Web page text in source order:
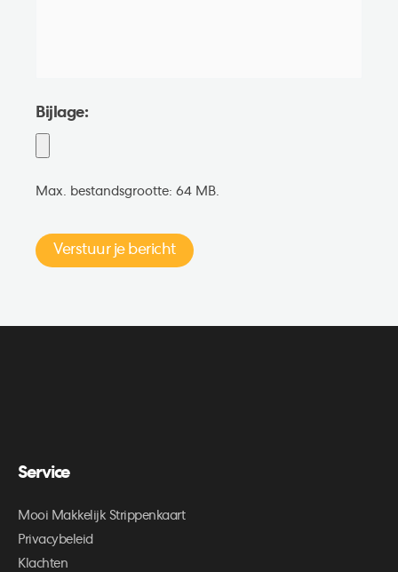
Bijlage:
Max. bestandsgrootte: 64 MB.
Verstuur je bericht
Service
Mooi Makkelijk Strippenkaart
Privacybeleid
Klachten